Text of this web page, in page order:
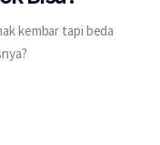
kembar tapi beda